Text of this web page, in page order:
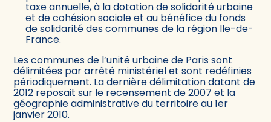
taxe annuelle, à la dotation de solidarité urbaine
et de cohésion sociale et au bénéfice du fonds
de solidarité des communes de la région Ile-de-
France.
Les communes de l’unité urbaine de Paris sont
délimitées par arrêté ministériel et sont redéfinies
périodiquement. La dernière délimitation datant de
2012 reposait sur le recensement de 2007 et la
géographie administrative du territoire au 1er
janvier 2010.